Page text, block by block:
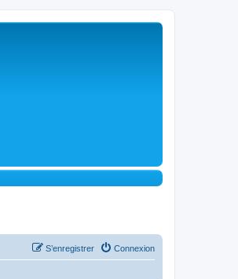
Connexion
S’enregistrer